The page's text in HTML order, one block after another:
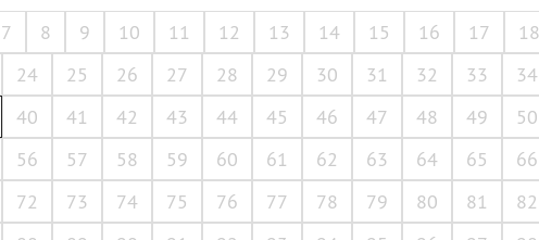
7 8 9 10 11 12 13 14 15 16 17
18
24 25 26 27 28 29 30 31 32 33
34
40 41 42 43 44 45 46 47 48 49
50
56 57 58 59 60 61 62 63 64 65
66
72 73 74 75 76 77 78 79 80 81
82